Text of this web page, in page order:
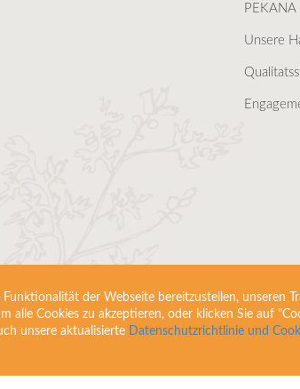
der Webseite bereitzustellen, unseren
alle Cookies zu akzeptieren, oder klicken Sie auf
unsere aktualisierte Datenschutzrichtlinie und
PEKANA
Unsere